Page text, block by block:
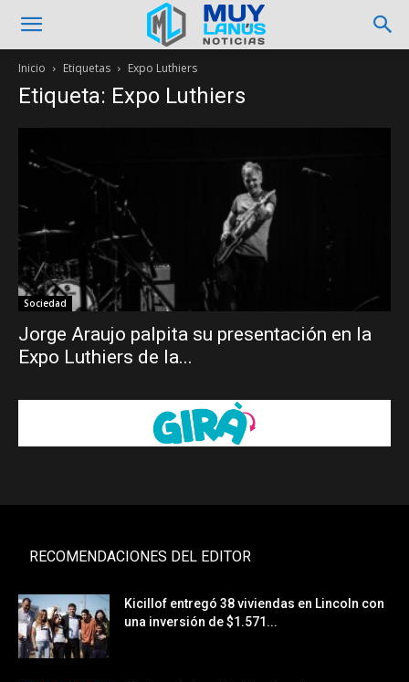
Inicio Etiquetas Expo Luthiers
Etiqueta: Expo Luthiers
Sociedad
Jorge Araujo palpita su presentación en la
Expo Luthiers de la...
RECOMENDACIONES DEL EDITOR
Kicillof entregó 38 viviendas en Lincoln con
una inversión de $1.571...